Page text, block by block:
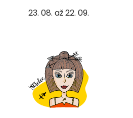
23. 08. až 22. 09.